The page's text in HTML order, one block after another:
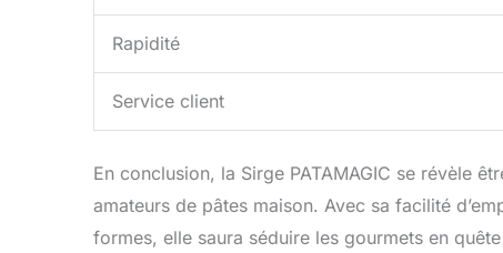
Rapidité
Service client
En conclusion, la Sirge PATAMAGIC se révèle
amateurs de pâtes maison. Avec sa facilité
formes, elle saura séduire les gourmets en quête